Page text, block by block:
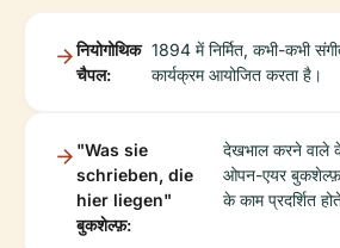
नियोगोथिक
चैपल:
1894 में निर्मित, कभी-कभी
कार्यक्रम आयोजित करता है।
"Was sie
schrieben, die
hier liegen"
बुकशेल्फ़:
देखभाल करने वाले
ओपन-एयर
के काम प्रदर्शित